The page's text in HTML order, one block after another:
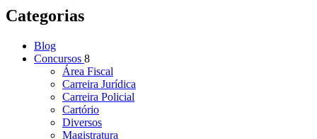
Categorias
Blog
Concursos 8
Área Fiscal
Carreira Jurídica
Carreira Policial
Cartório
Diversos
Magistratura